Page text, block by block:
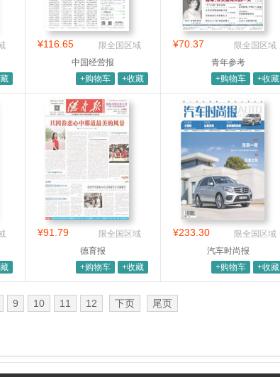
¥116.65
限全国区域
中国经营报
+购物车
+收藏
¥70.37
限全国区域
青年参考
+购物车
+收藏
¥91.79
限全国区域
德育报
+购物车
+收藏
¥233.30
限全国区域
汽车时尚报
+购物车
+收藏
9 10 11 12 下页 尾页